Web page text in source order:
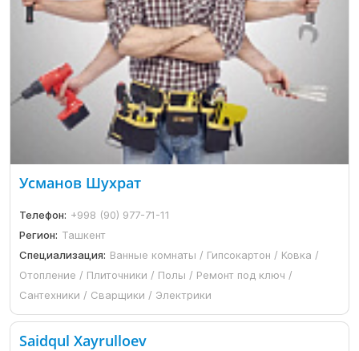
Усманов Шухрат
Телефон: +998 (90) 977-71-11
Регион: Ташкент
Специализация: Ванные комнаты / Гипсокартон / Ковка /
Отопление / Плиточники / Полы / Ремонт под ключ /
Сантехники / Сварщики / Электрики
Saidqul Xayrulloev